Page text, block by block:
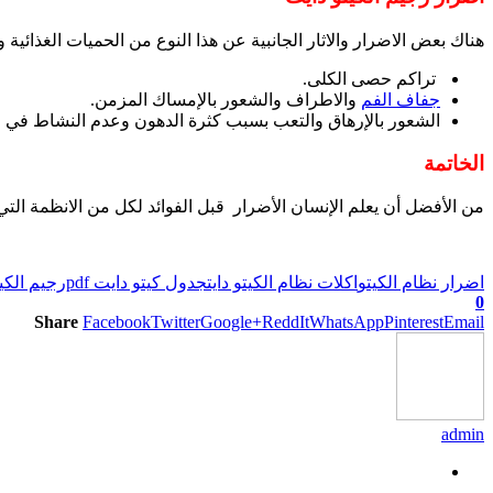
هناك بعض الاضرار والاثار الجانبية عن هذا النوع من الحميات
تراكم حصى الكلى.
جفاف الفم والاطراف والشعور بالإمساك المزمن.
الشعور بالإرهاق والتعب بسبب كثرة الدهون وعدم النشاط في
الخاتمة
من الأفضل أن يعلم الإنسان الأضرار قبل الفوائد لكل من الانظمة
اضرار نظام الكيتو اكلات نظام الكيتو دايتجدول كيتو دايت pdf
رجيم
0
Share FacebookTwitterGoogle+ReddItWhatsAppPinterestEmail
admin